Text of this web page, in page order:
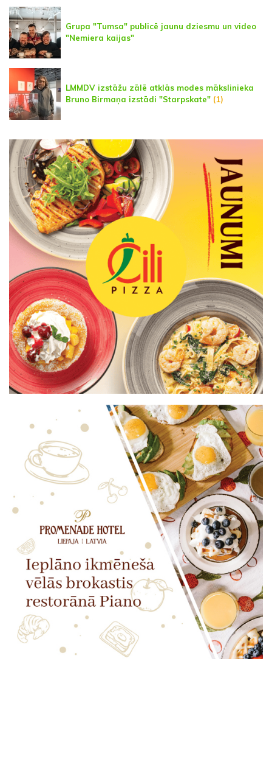
Grupa "Tumsa" publicē jaunu dziesmu un video
"Nemiera kaijas"
LMMDV izstāžu zālē atklās modes mākslinieka
Bruno Birmaņa izstādi "Starpskate" (1)